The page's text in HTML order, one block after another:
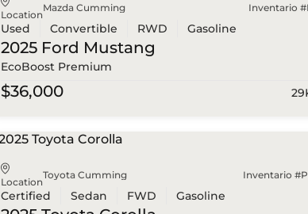
Location
Mazda Cumming Inventario
Used Convertible RWD Gasoline
2025 Ford Mustang
EcoBoost Premium
$36,000
Location
Toyota Cumming Inventario
Certified Sedan FWD Gasoline